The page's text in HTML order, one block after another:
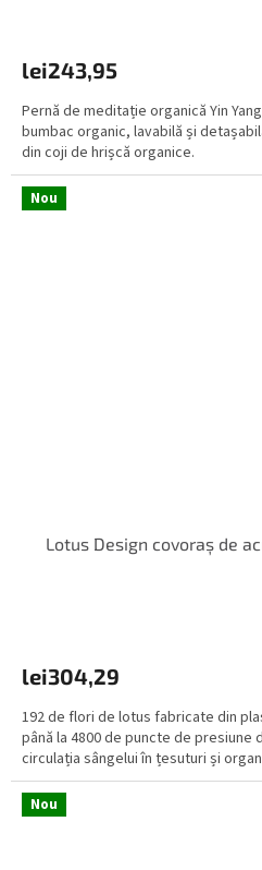
lei243,95
Pernă de meditație organică Yin
bumbac organic, lavabilă și
din coji de hrișcă organice.
Nou
Lotus Design covoraș de
lei304,29
192 de flori de lotus fabricate din
până la 4800 de puncte de
circulația sângelui în țesuturi și
Nou